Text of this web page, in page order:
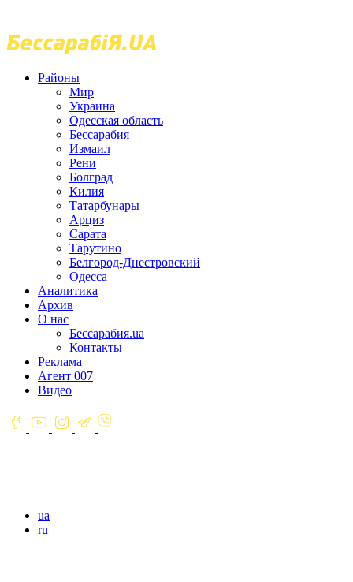
Районы
Мир
Украина
Одесская область
Бессарабия
Измаил
Рени
Болград
Килия
Татарбунары
Арциз
Сарата
Тарутино
Белгород-Днестровский
Одесса
Аналитика
Архив
О нас
Бессарабия.ua
Контакты
Реклама
Агент 007
Видео
ua
ru